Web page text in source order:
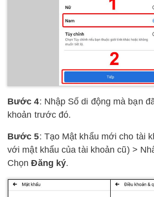
Bước 4: Nhập Số di động mà bạn
khoản trước đó.
Bước 5: Tạo Mật khẩu mới cho tài
với mật khẩu của tài khoản cũ) >
ChọnĐăng ký.